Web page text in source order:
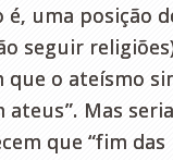
uma posição
seguir
o ateísmo
Mas
que “fim das